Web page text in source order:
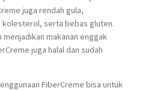
juga rendah gula,
kolesterol, serta bebas gluten.
menjadikan makanan enggak
juga halal dan sudah
FiberCreme bisa untuk